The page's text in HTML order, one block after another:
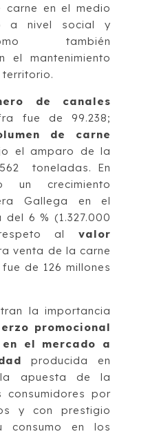
carne en el medio
a nivel social y
también
el mantenimiento
de canales
fue de 99.238;
de carne
el amparo de la
toneladas. En
un crecimiento
Gallega en el
6 % (1.327.000
al
valor
venta de la carne
de 126 millones
la importancia
promocional
el mercado a
producida en
apuesta de la
por
y con prestigio
consumo en los